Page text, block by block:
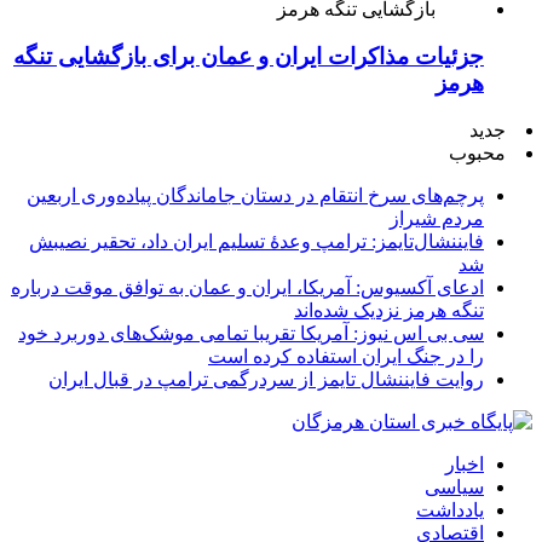
جزئیات مذاکرات ایران و عمان برای بازگشایی تنگه
هرمز
جدید
محبوب
پرچم‌های سرخ انتقام در دستان جاماندگان پیاده‌وری اربعین
مردم شیراز
فایننشال‌تایمز: ترامپ وعدۀ تسلیم ایران داد، تحقیر نصیبش
شد
ادعای آکسیوس: آمریکا، ایران و عمان به توافق موقت درباره
تنگه هرمز نزدیک شده‌اند
سی بی اس نیوز: آمریکا تقریبا تمامی موشک‌های دوربرد خود
را در جنگ ایران استفاده کرده است
روایت فایننشال تایمز از سردرگمی ترامپ در قبال ایران
اخبار
سیاسی
یادداشت
اقتصادی